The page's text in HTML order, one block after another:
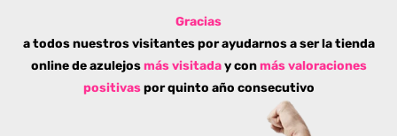
Gracias
a todos nuestros visitantes por ayudarnos a ser la tienda
online de azulejos más visitaday conmás valoraciones
positivaspor quinto año consecutivo